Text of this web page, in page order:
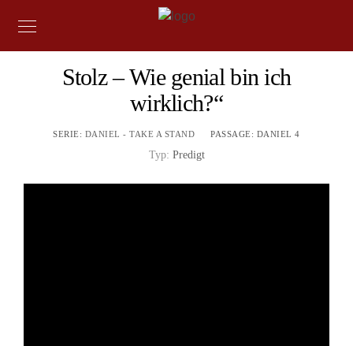
Stolz – Wie genial bin ich
wirklich?“
SERIE: DANIEL - TAKE A STAND PASSAGE: DANIEL 4
Typ: Predigt